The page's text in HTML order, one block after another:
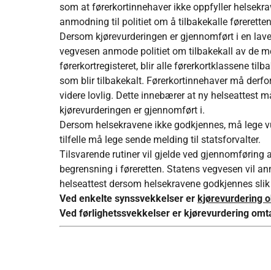
som at førerkortinnehaver ikke oppfyller
anmodning til politiet om å tilbakekalle
Dersom kjørevurderingen er gjennomført i en
vegvesen anmode politiet om tilbakekall av de
førerkortregisteret, blir alle førerkortklassene
som blir tilbakekalt. Førerkortinnehaver må
videre lovlig. Dette innebærer at ny helseattest
kjørevurderingen er gjennomført i.
Dersom helsekravene ikke godkjennes, må lege
tilfelle må lege sende melding til statsforvalter.
Tilsvarende rutiner vil gjelde ved gjennomføring
begrensning i føreretten. Statens vegvesen vil
helseattest dersom helsekravene godkjennes
Ved enkelte synssvekkelser er kjørevurdering
Ved førlighetssvekkelser er kjørevurdering